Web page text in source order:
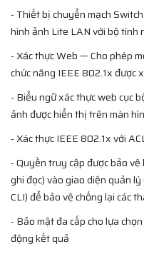
- Thiết bị chuyển mạch
hình ảnh Lite LAN với bộ tính
- Xác thực Web — Cho phép
chức năng IEEE 802.1x được
- Biểu ngữ xác thực web cục
ảnh được hiển thị trên màn
- Xác thực IEEE 802.1x với
- Quyền truy cập được bảo
ghi đọc) vào giao diện quản
CLI) để bảo vệ chống lại các
- Bảo mật đa cấp cho lựa
động kết quả